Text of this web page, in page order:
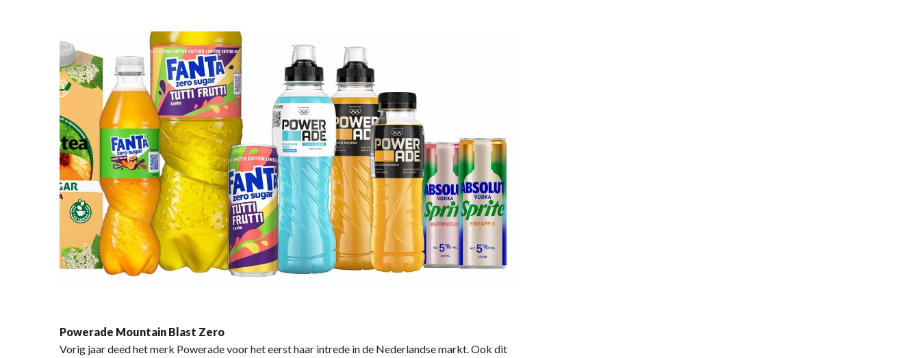
Powerade Mountain Blast Zero
Vorig jaar deed het merk Powerade voor het eerst haar intrede in de Nederlandse markt. Ook dit